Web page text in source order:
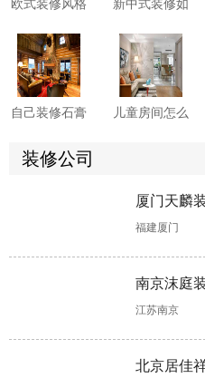
欧式装修风格
意的？
新中式装修如
统与现代元
素?
自己装修石膏
两大方法供你
儿童房间怎么
项?这些不能
老房子翻新改
钱?这些具体
做法可助力!
些?
装修公司
厦门天麟
福建厦门
南京沫庭
江苏南京
北京居佳